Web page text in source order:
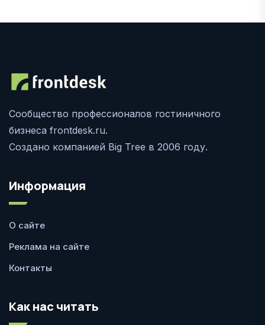
Сообщество профессионалов гостиничного
бизнеса frontdesk.ru.
Создано компанией Big Tree в 2006 году.
Информация
О сайте
Реклама на сайте
Контакты
Как нас читать